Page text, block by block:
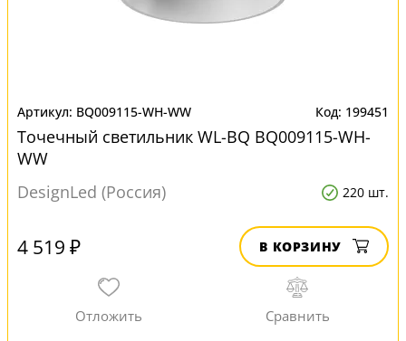
BQ009115-WH-WW 199451
Точечный светильник WL-BQ BQ009115-WH-
WW
DesignLed (Россия)
220 шт.
4 519 ₽ В КОРЗИНУ